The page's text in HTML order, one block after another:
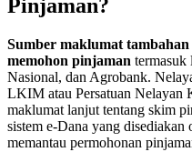
Pinjaman?
Sumber maklumat
memohon pinjaman
Nasional, dan Agrobank.
LKIM atau Persatuan Nelayan
maklumat lanjut tentang skim
sistem e-Dana yang
memantau permohonan